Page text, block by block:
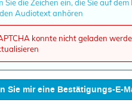
Sie die Zeichen ein, die Sie auf
Audiotext anhören
konnte nicht geladen